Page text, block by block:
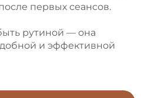
первых сеансов.
рутиной — она
и эффективной